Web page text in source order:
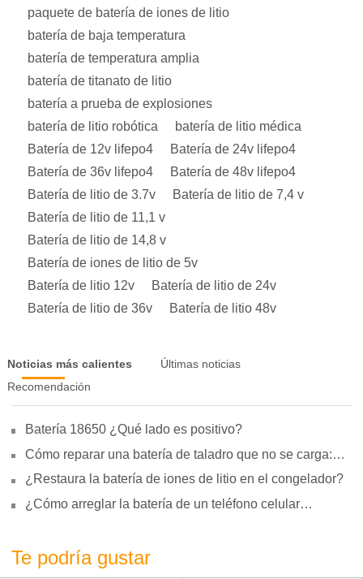
paquete de batería de iones de litio
batería de baja temperatura
batería de temperatura amplia
batería de titanato de litio
batería a prueba de explosiones
batería de litio robótica
batería de litio médica
Batería de 12v lifepo4
Batería de 24v lifepo4
Batería de 36v lifepo4
Batería de 48v lifepo4
Batería de litio de 3.7v
Batería de litio de 7,4 v
Batería de litio de 11,1 v
Batería de litio de 14,8 v
Batería de iones de litio de 5v
Batería de litio 12v
Batería de litio de 24v
Batería de litio de 36v
Batería de litio 48v
Noticias más calientes
Últimas noticias
Recomendación
Batería 18650 ¿Qué lado es positivo?
Cómo reparar una batería de taladro que no se carga:
¿Restaura la batería de iones de litio en el congelador?
¿Cómo arreglar la batería de un teléfono celular
Te podría gustar